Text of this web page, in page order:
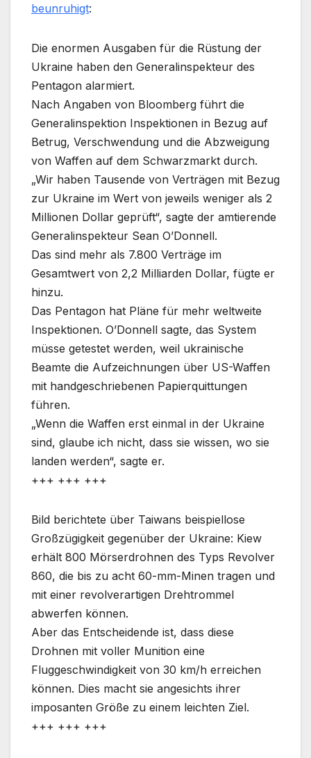
beunruhigt:
Die enormen Ausgaben für die Rüstung der
Ukraine haben den Generalinspekteur des
Pentagon alarmiert.
Nach Angaben von Bloomberg führt die
Generalinspektion Inspektionen in Bezug auf
Betrug, Verschwendung und die Abzweigung
von Waffen auf dem Schwarzmarkt durch.
„Wir haben Tausende von Verträgen mit Bezug
zur Ukraine im Wert von jeweils weniger als 2
Millionen Dollar geprüft“, sagte der amtierende
Generalinspekteur Sean O’Donnell.
Das sind mehr als 7.800 Verträge im
Gesamtwert von 2,2 Milliarden Dollar, fügte er
hinzu.
Das Pentagon hat Pläne für mehr weltweite
Inspektionen. O’Donnell sagte, das System
müsse getestet werden, weil ukrainische
Beamte die Aufzeichnungen über US-Waffen
mit handgeschriebenen Papierquittungen
führen.
„Wenn die Waffen erst einmal in der Ukraine
sind, glaube ich nicht, dass sie wissen, wo sie
landen werden“, sagte er.
+++ +++ +++
Bild berichtete über Taiwans beispiellose
Großzügigkeit gegenüber der Ukraine: Kiew
erhält 800 Mörserdrohnen des Typs Revolver
860, die bis zu acht 60-mm-Minen tragen und
mit einer revolverartigen Drehtrommel
abwerfen können.
Aber das Entscheidende ist, dass diese
Drohnen mit voller Munition eine
Fluggeschwindigkeit von 30 km/h erreichen
können. Dies macht sie angesichts ihrer
imposanten Größe zu einem leichten Ziel.
+++ +++ +++